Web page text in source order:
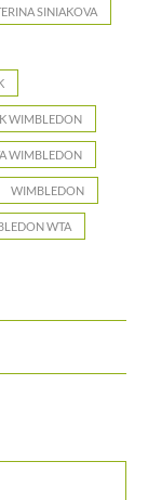
SINIAKOVA
WIMBLEDON
WIMBLEDON
WIMBLEDON
WTA